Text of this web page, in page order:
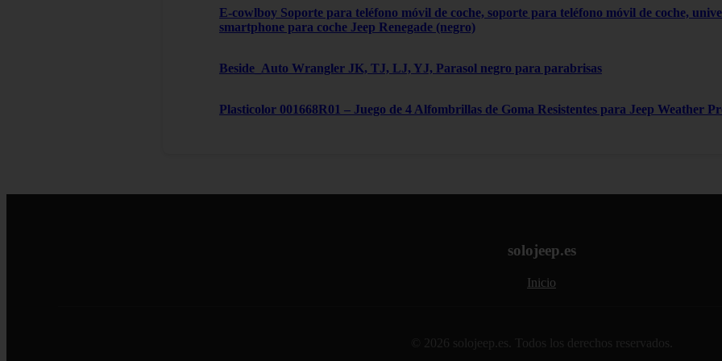
E-cowlboy Soporte para teléfono móvil de coche, soporte para teléfono móvil de coche,
smartphone para coche Jeep Renegade (negro)
Beside_Auto Wrangler JK, TJ, LJ, YJ, Parasol negro para parabrisas
Plasticolor 001668R01 – Juego de 4 Alfombrillas de Goma Resistentes para Jeep Weather
solojeep.es
Inicio
© 2026 solojeep.es. Todos los derechos reservados.